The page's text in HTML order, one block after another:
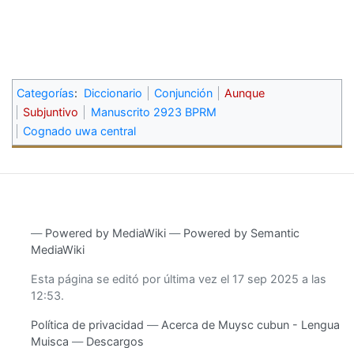
Categorías: Diccionario Conjunción
Aunque
Subjuntivo
Manuscrito 2923 BPRM
Cognado uwa central
― Powered by MediaWiki ― Powered by Semantic
MediaWiki
Esta página se editó por última vez el 17 sep 2025 a las
12:53.
Política de privacidad
Acerca de Muysc cubun - Lengua
Muisca
Descargos